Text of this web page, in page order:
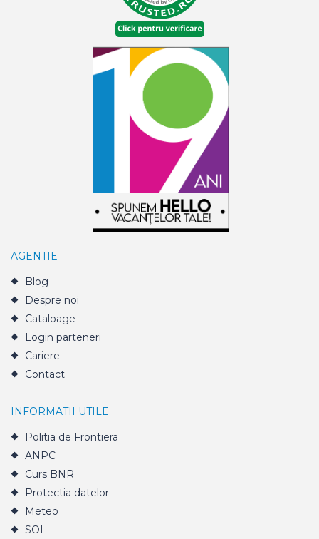
AGENTIE
Blog
Despre noi
Cataloage
Login parteneri
Cariere
Contact
INFORMATII UTILE
Politia de Frontiera
ANPC
Curs BNR
Protectia datelor
Meteo
SOL